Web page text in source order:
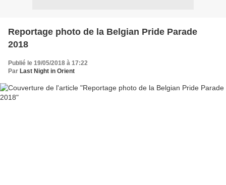
Reportage photo de la Belgian Pride Parade
2018
Publié le 19/05/2018 à 17:22
Par Last Night in Orient